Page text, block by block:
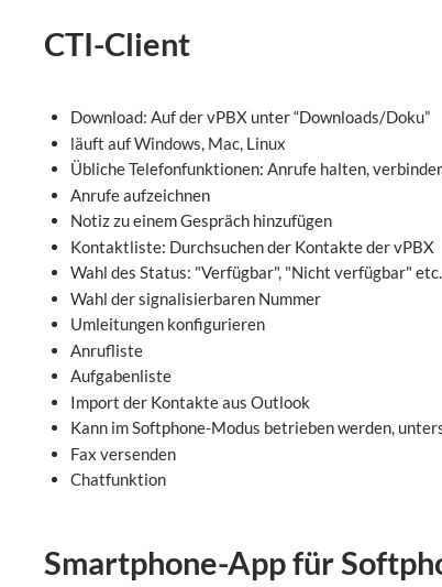
CTI-Client
Download: Auf der vPBX unter “Downloads/Doku”
läuft auf Windows, Mac, Linux
Übliche Telefonfunktionen: Anrufe halten,
Anrufe aufzeichnen
Notiz zu einem Gespräch hinzufügen
Kontaktliste: Durchsuchen der Kontakte der vPBX
Wahl des Status: "Verfügbar", "Nicht verfügbar" etc.
Wahl der signalisierbaren Nummer
Umleitungen konfigurieren
Anrufliste
Aufgabenliste
Import der Kontakte aus Outlook
Kann im Softphone-Modus betrieben werden,
Fax versenden
Chatfunktion
Smartphone-App für